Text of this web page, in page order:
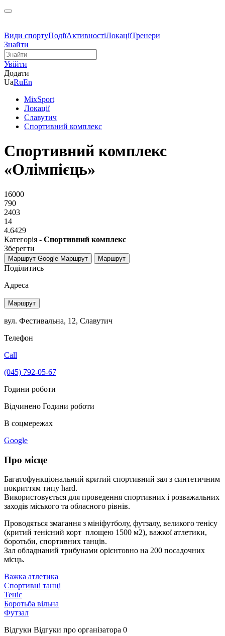
Види спортуПодіїАктивностіЛокаціїТренери
Знайти
Увійти
Додати
UaRuEn
MixSport
Локації
Славутич
Спортивний комплекс
Спортивний комплекс
«Олімпієць»
16000
790
2403
14
4.6429
Категорія - Спортивний комплекс
Зберегти
Маршрут Google Маршрут Маршрут
Поділитись
Адреса
Маршрут
вул. Фестивальна, 12, Славутич
Телефон
Call
(045) 792-05-67
Години роботи
Відчинено Години роботи
В соцмережах
Google
Про місце
Багатофункціональний критий спортивний зал з синтетичним
покриттям типу hard.
Використовується для проведення спортивних і розважальних
заходів міського та обласного рівнів.
Проводяться змагання з мініфутболу, футзалу, великого тенісу
(критий тенісний корт площею 1500 м2), важкої атлетики,
боротьби, спортивних танців.
Зал обладнаний трибунами орієнтовно на 200 посадочних
місць.
Важка атлетика
Спортивні танці
Теніс
Боротьба вільна
Футзал
Відгуки Відгуки про організатора 0